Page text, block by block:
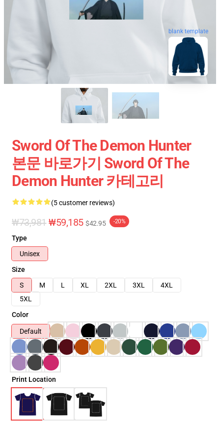
blank template
Sword Of The Demon Hunter
본문 바로가기 Sword Of The
Demon Hunter 카테고리
(5 customer reviews)
₩73,981 ₩59,185 $42.95 -20%
Type
Unisex
Size
S
M L XL 2XL 3XL
4XL
5XL
Color
Default
Print Location